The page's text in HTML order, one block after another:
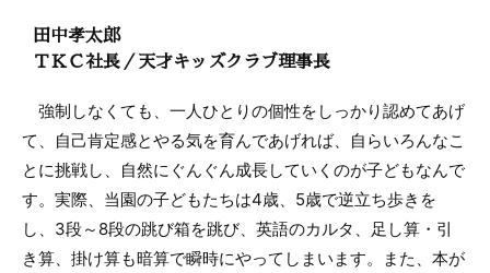
田中孝太郎
ＴＫＣ社長／天才キッズクラブ理事長
強制しなくても、一人ひとりの個性をしっかり認めてあげ
て、自己肯定感とやる気を育んであげれば、自らいろんなこ
とに挑戦し、自然にぐんぐん成長していくのが子どもなんで
す。実際、当園の子どもたちは4歳、5歳で逆立ち歩きを
し、3段～8段の跳び箱を跳び、英語のカルタ、足し算・引
き算、掛け算も暗算で瞬時にやってしまいます。また、本が